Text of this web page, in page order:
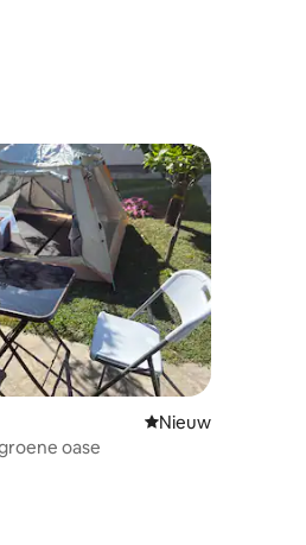
van 5 op 5, 5 recensies
Nieuwe
Nieuw
oase